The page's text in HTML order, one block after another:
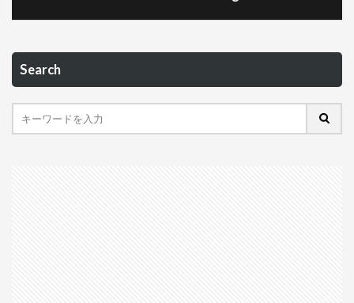
Search